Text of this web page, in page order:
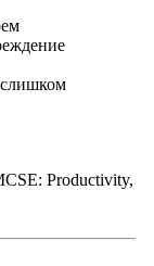
Productivity,